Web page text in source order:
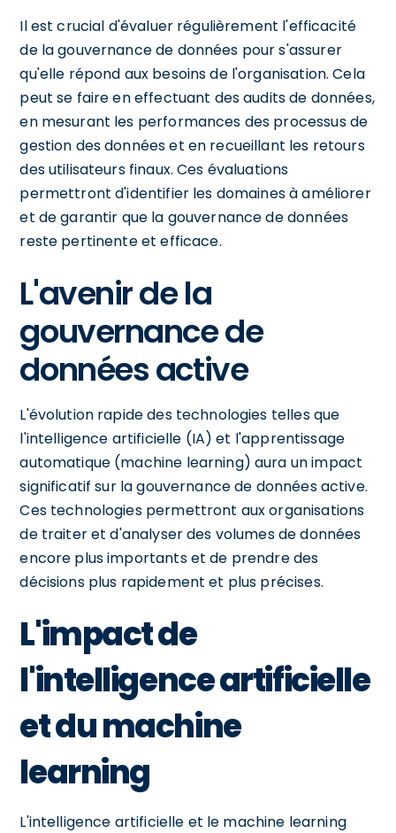
Il est crucial d'évaluer régulièrement l'efficacité
de la gouvernance de données pour s'assurer
qu'elle répond aux besoins de l'organisation. Cela
peut se faire en effectuant des audits de données,
en mesurant les performances des processus de
gestion des données et en recueillant les retours
des utilisateurs finaux. Ces évaluations
permettront d'identifier les domaines à améliorer
et de garantir que la gouvernance de données
reste pertinente et efficace.
L'avenir de la
gouvernance de
données active
L'évolution rapide des technologies telles que
l'intelligence artificielle (IA) et l'apprentissage
automatique (machine learning) aura un impact
significatif sur la gouvernance de données active.
Ces technologies permettront aux organisations
de traiter et d'analyser des volumes de données
encore plus importants et de prendre des
décisions plus rapidement et plus précises.
L'impact de
l'intelligence artificielle
et du machine
learning
L'intelligence artificielle et le machine learning